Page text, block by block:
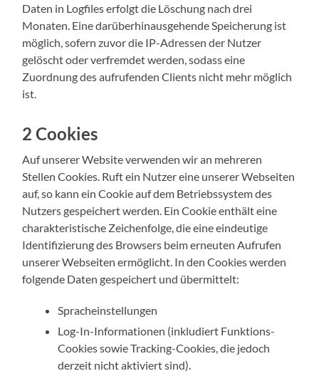
Daten in Logfiles erfolgt die Löschung nach drei
Monaten. Eine darüberhinausgehende Speicherung ist
möglich, sofern zuvor die IP-Adressen der Nutzer
gelöscht oder verfremdet werden, sodass eine
Zuordnung des aufrufenden Clients nicht mehr möglich
ist.
2 Cookies
Auf unserer Website verwenden wir an mehreren
Stellen Cookies. Ruft ein Nutzer eine unserer Webseiten
auf, so kann ein Cookie auf dem Betriebssystem des
Nutzers gespeichert werden. Ein Cookie enthält eine
charakteristische Zeichenfolge, die eine eindeutige
Identifizierung des Browsers beim erneuten Aufrufen
unserer Webseiten ermöglicht. In den Cookies werden
folgende Daten gespeichert und übermittelt:
Spracheinstellungen
Log-In-Informationen (inkludiert Funktions-
Cookies sowie Tracking-Cookies, die jedoch
derzeit nicht aktiviert sind).